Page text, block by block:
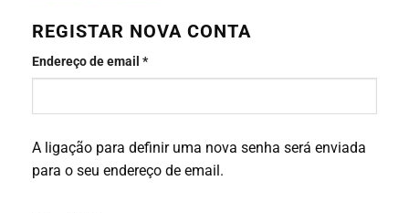
REGISTAR NOVA CONTA
Endereço de email *Obrigatório
A ligação para definir uma nova senha será enviada
para o seu endereço de email.